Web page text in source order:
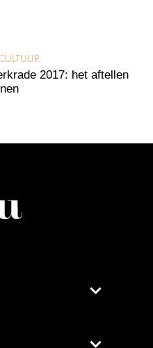
2017: het aftellen